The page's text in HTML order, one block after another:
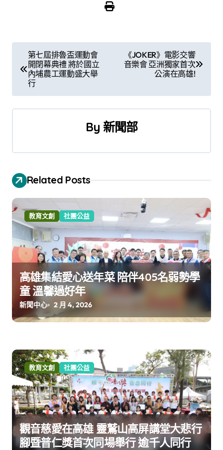
章
導
覽
第七屆排魯盃運動會
開閉幕典禮 將於國立
內埔農工運動盛大舉
行
《JOKER》電影交響
音樂會 亞洲獨家首次
公演在高雄!
By 新聞部
Related Posts
教育文創 社團公益
高雄集結愛心送年菜 陪伴405名弱勢學
童 溫馨過好年
新聞中心 2 月 4, 2026
教育文創 社團公益
觀音慈愛在高雄 靈鷲山高屏講堂大悲行
腳暨普仁獎首次同場舉行 逾千人同行